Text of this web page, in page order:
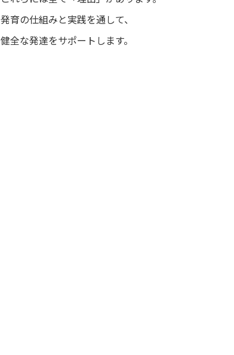
発育の仕組みと実践を通して、
健全な発達をサポートします。